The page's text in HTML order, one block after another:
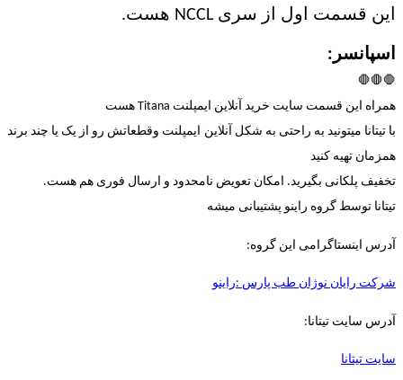
این قسمت اول از سری NCCL هست.​
اسپانسر:
🛑🛑🛑
همراه این قسمت سایت خرید آنلاین ایمپلنت Titana هست
با تیتانا میتونید به راحتی به شکل آنلاین ایمپلنت و‌قطعاتش رو از یک یا چند برند
همزمان تهیه کنید
تخفیف پلکانی بگیرید. امکان تعویض نامحدود و ارسال فوری هم هست.
تیتانا توسط گروه راینو پشتیبانی میشه
آدرس اینستاگرامی این گروه:
شرکت رایان نوژان طب پارس :راینو
آدرس سایت تیتانا:
سایت تیتانا